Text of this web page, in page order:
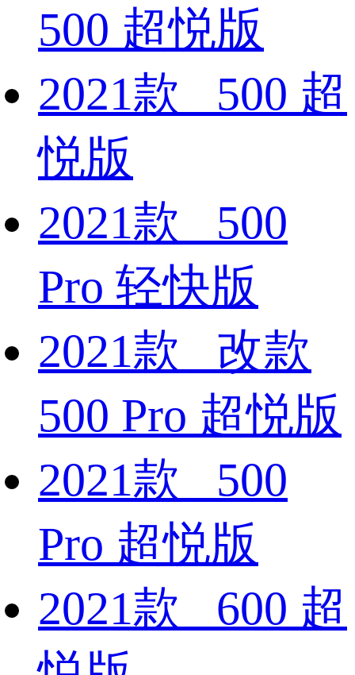
500 超悦版
2021款 500 超
悦版
2021款 500
Pro 轻快版
2021款 改款
500 Pro 超悦版
2021款 500
Pro 超悦版
2021款 600 超